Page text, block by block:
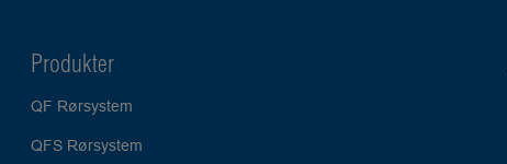
Produkter
QF Rørsystem
QFS Rørsystem